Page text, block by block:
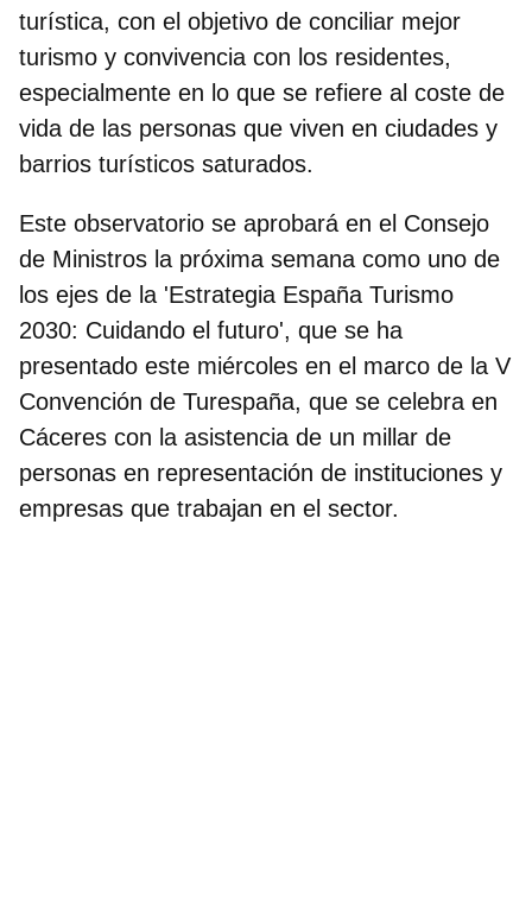
turística, con el objetivo de conciliar mejor
turismo y convivencia con los residentes,
especialmente en lo que se refiere al coste de
vida de las personas que viven en ciudades y
barrios turísticos saturados.
Este observatorio se aprobará en el Consejo
de Ministros la próxima semana como uno de
los ejes de la 'Estrategia España Turismo
2030: Cuidando el futuro', que se ha
presentado este miércoles en el marco de la V
Convención de Turespaña, que se celebra en
Cáceres con la asistencia de un millar de
personas en representación de instituciones y
empresas que trabajan en el sector.